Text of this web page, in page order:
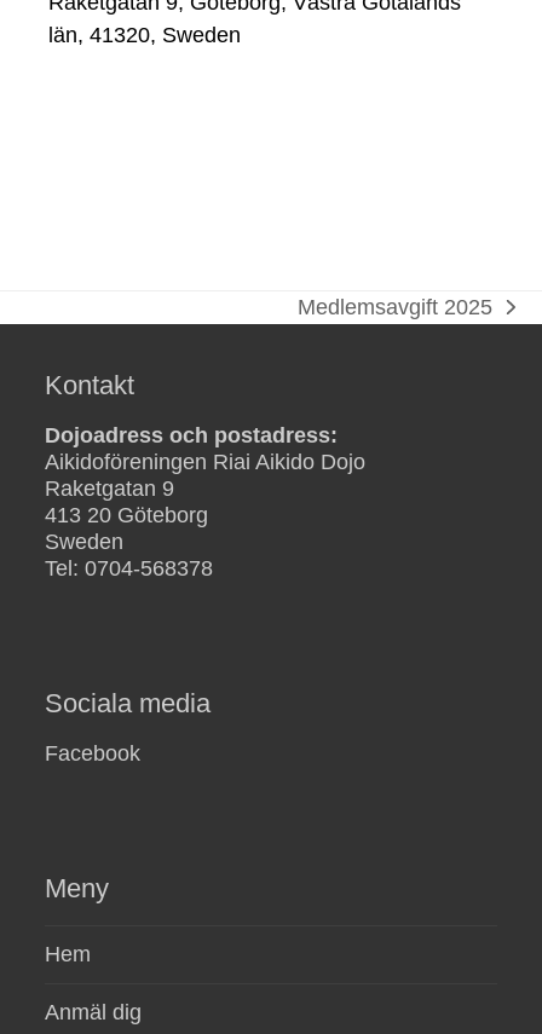
län,41320, Sweden
next
Medlemsavgift 2025
Kontakt
Dojoadress och postadress:
Aikidoföreningen Riai Aikido Dojo
Raketgatan 9
413 20 Göteborg
Sweden
Tel: 0704-568378
Sociala media
Facebook
Meny
Hem
Anmäl dig